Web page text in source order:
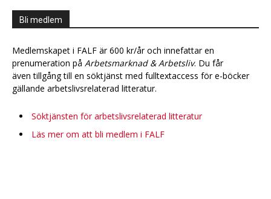
Bli medlem
Medlemskapet i FALF är 600 kr/år och innefattar en
prenumeration på Arbetsmarknad & Arbetsliv. Du får
även tillgång till en söktjänst med fulltextaccess för e-böcker
gällande arbetslivsrelaterad litteratur.
Söktjänsten för arbetslivsrelaterad litteratur
Läs mer om att bli medlem i FALF